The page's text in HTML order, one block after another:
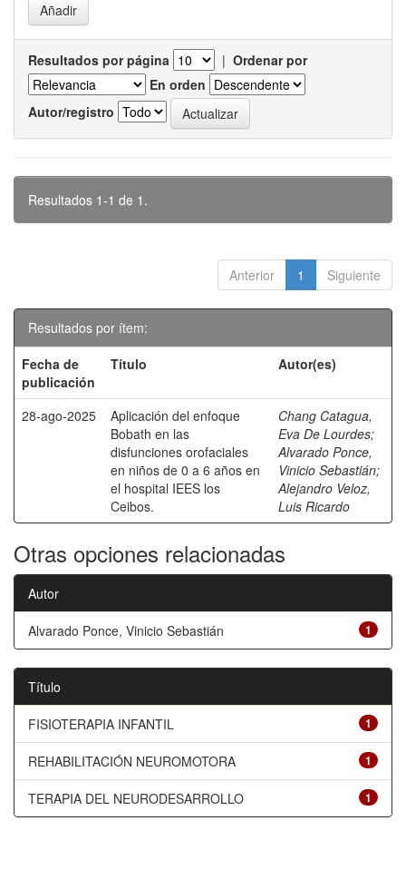
Resultados por página | Ordenar por
En orden
Autor/registro
Resultados 1-1 de 1.
Anterior 1 Siguiente
Resultados por ítem:
Fecha de
publicación
Título Autor(es)
28-ago-2025
Aplicación del enfoque
Bobath en las
disfunciones orofaciales
en niños de 0 a 6 años en
el hospital IEES los
Ceibos.
Chang Catagua,
Eva De Lourdes;
Alvarado Ponce,
Vinicio Sebastián;
Alejandro Veloz,
Luis Ricardo
Otras opciones relacionadas
Autor
1
Alvarado Ponce, Vinicio Sebastián
Título
1
FISIOTERAPIA INFANTIL
1
REHABILITACIÓN NEUROMOTORA
1
TERAPIA DEL NEURODESARROLLO